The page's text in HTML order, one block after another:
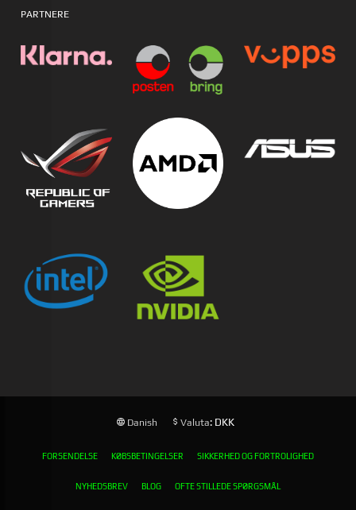
PARTNERE
Danish Valuta: DKK
FORSENDELSE KØBSBETINGELSER SIKKERHED OG FORTROLIGHED
NYHEDSBREV BLOG OFTE STILLEDE SPØRGSMÅL